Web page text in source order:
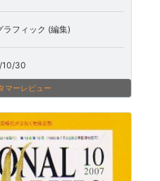
ラフィック (編集)
10/30
マーレビュー